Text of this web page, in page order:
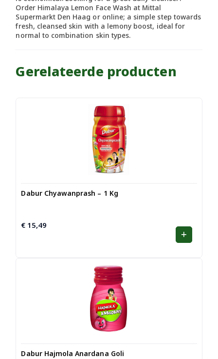
Order Himalaya Lemon Face Wash at Mittal
Supermarkt Den Haag or online; a simple step towards
fresh, cleansed skin with a lemony boost, ideal for
normal to combination skin types.
Gerelateerde producten
Dabur Chyawanprash – 1 Kg
€ 15,49
Dabur Hajmola Anardana Goli